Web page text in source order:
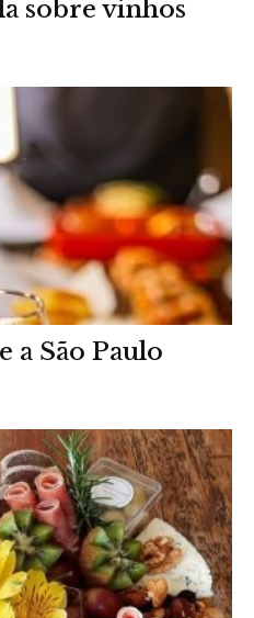
sobre vinhos
a São Paulo